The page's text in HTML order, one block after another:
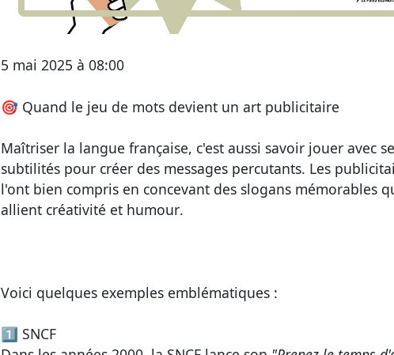
5 mai 2025 à 08:00
🎯 Quand le jeu de mots devient un art publicitaire
Maîtriser la langue française, c'est aussi savoir jouer avec
subtilités pour créer des messages percutants. Les
l'ont bien compris en concevant des slogans mémorables
allient créativité et humour.
Voici quelques exemples emblématiques :
1️⃣ SNCF